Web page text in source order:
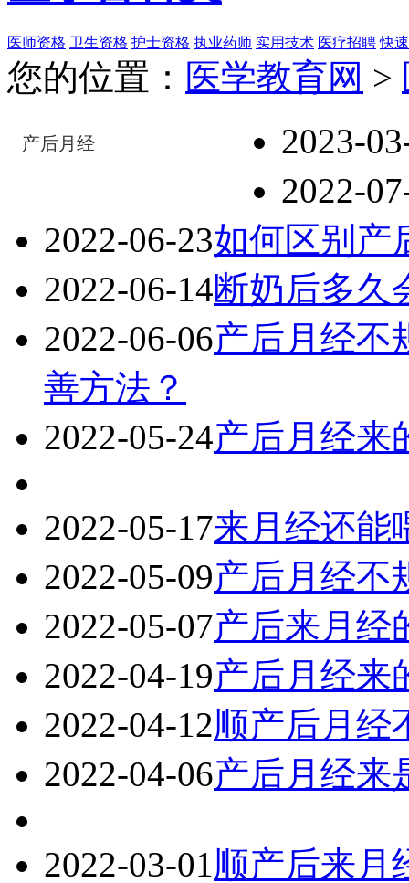
医师资格 卫生资格 护士资格 执业药师 实用技术 医疗招聘 快
您的位置： 医学教育网 >
产后月经
2023-
2022-
2022-06-23如何区别产
2022-06-14断奶后多久
2022-06-06产后月经不
善方法？
2022-05-24产后月经来
2022-05-17来月经还能
2022-05-09产后月经不
2022-05-07产后来月经
2022-04-19产后月经来
2022-04-12顺产后月经
2022-04-06产后月经来
2022-03-01顺产后来月